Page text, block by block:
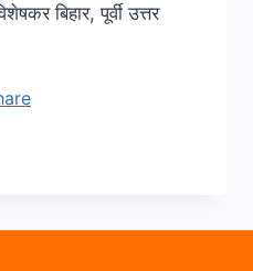
बिहार, पूर्वी उत्तर